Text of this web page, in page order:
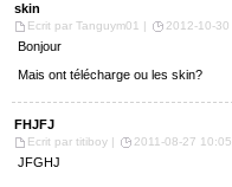
skin
Ecrit par Tanguym01 | 2012-10-
Bonjour
Mais ont télécharge ou les skin?
FHJFJ
Ecrit par titiboy | 2011-08-27
JFGHJ